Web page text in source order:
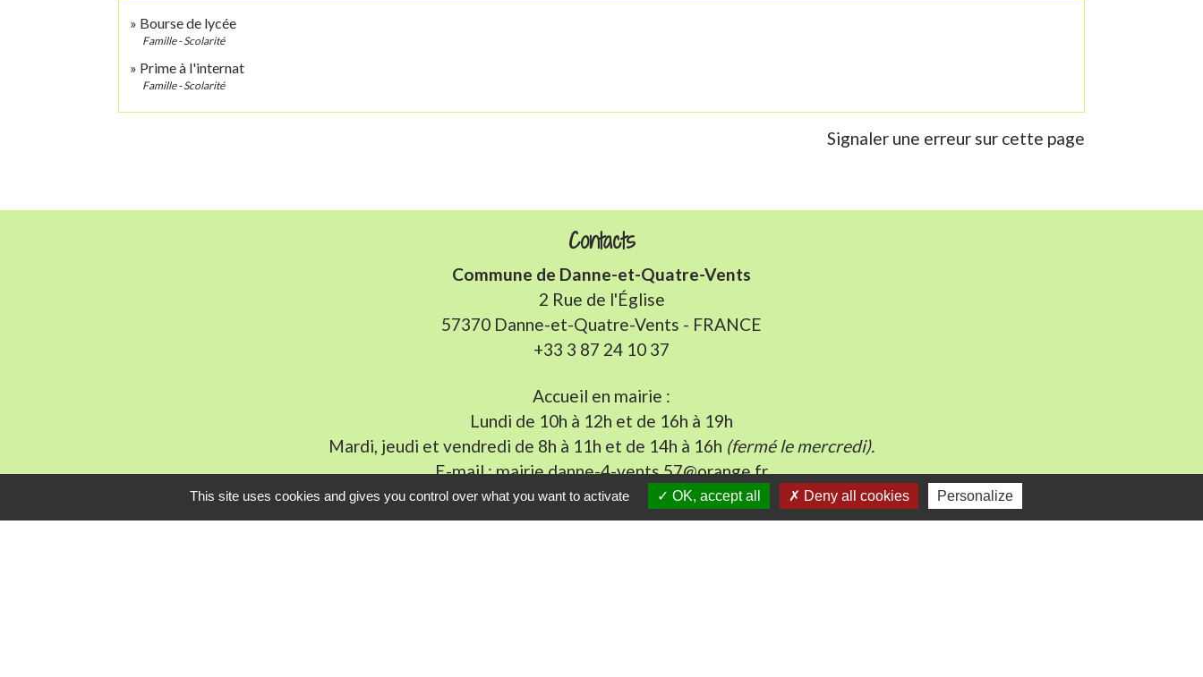
Bourse de lycée
Famille - Scolarité
Prime à l'internat
Famille - Scolarité
Signaler une erreur sur cette page
Contacts
Commune de Danne-et-Quatre-Vents
2 Rue de l'Église
57370 Danne-et-Quatre-Vents - FRANCE
+33 3 87 24 10 37
Accueil en mairie :
Lundi de 10h à 12h et de 16h à 19h
Mardi, jeudi et vendredi de 8h à 11h et de 14h à 16h (fermé le mercredi).
E-mail : mairie.danne-4-vents.57@orange.fr
This site uses cookies and gives you control over what you want to activate OK, accept all Deny all cookies Personalize